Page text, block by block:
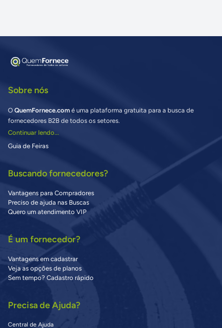
Sobre nós
O QuemFornece.com é uma plataforma gratuita para a busca de
fornecedores B2B de todos os setores.
Continuar lendo...
Guia de Feiras
Buscando fornecedores?
Vantagens para Compradores
Preciso de ajuda nas Buscas
Quero um atendimento VIP
É um fornecedor?
Vantagens em cadastrar
Veja as opções de planos
Sem tempo? Cadastro rápido
Precisa de Ajuda?
Central de Ajuda